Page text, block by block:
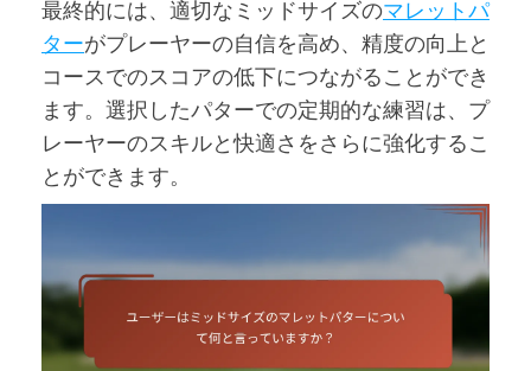
最終的には、適切なミッドサイズのマレットパ
ターがプレーヤーの自信を高め、精度の向上と
コースでのスコアの低下につながることができ
ます。選択したパターでの定期的な練習は、プ
レーヤーのスキルと快適さをさらに強化するこ
とができます。